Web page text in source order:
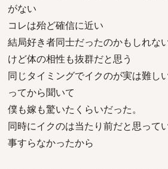
がない
コレは殆ど確信に近い
結局好き者同士だったのかもしれな
けど体の相性も抜群だと思う
同じタイミングでイクのが実は難し
ってから聞いて
僕も嫁も驚いたくらいだった。
同時にイクのは当たり前だと思って
事すらなかったから